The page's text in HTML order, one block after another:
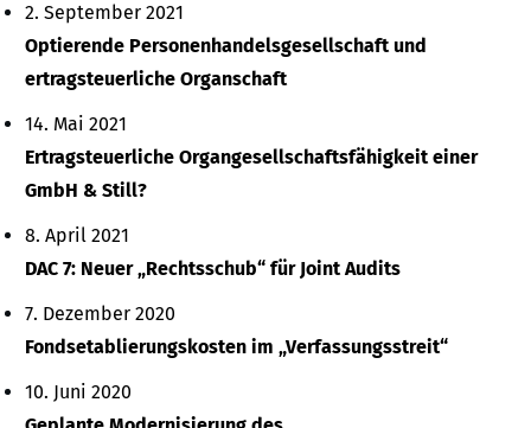
2. September 2021
Optierende Personenhandelsgesellschaft und
ertragsteuerliche Organschaft
14. Mai 2021
Ertragsteuerliche Organgesellschaftsfähigkeit einer
GmbH & Still?
8. April 2021
DAC 7: Neuer „Rechtsschub“ für Joint Audits
7. Dezember 2020
Fondsetablierungskosten im „Verfassungsstreit“
10. Juni 2020